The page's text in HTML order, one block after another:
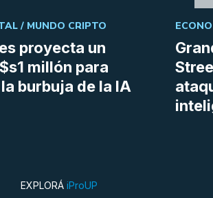
proyecta un
millón para
burbuja de la IA
/ MUNDO CRIPTO
EXPLORÁ iProUP